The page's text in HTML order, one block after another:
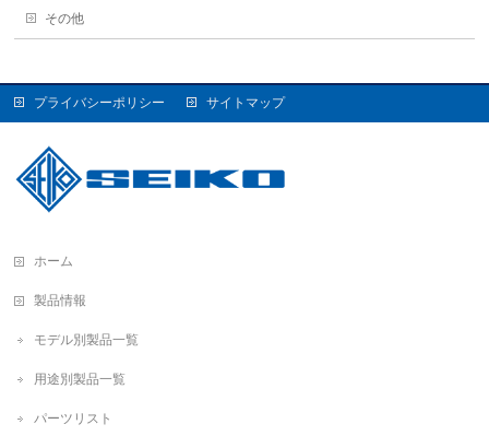
その他
プライバシーポリシー サイトマップ
ホーム
製品情報
モデル別製品一覧
用途別製品一覧
パーツリスト